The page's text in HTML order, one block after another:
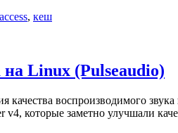
, кеш
Linux (Pulseaudio)
воспроизводимого
v4, которые заметно улучшали